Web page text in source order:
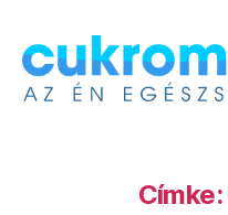
Címke: